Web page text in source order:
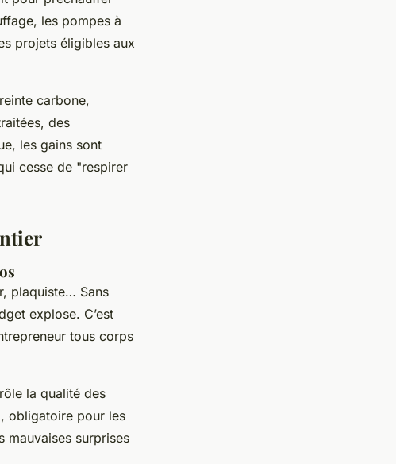
les pompes à
projets éligibles aux
carbone,
des
les gains sont
cesse de "respirer
plaquiste… Sans
explose. C’est
tous corps
la qualité des
, obligatoire pour les
surprises